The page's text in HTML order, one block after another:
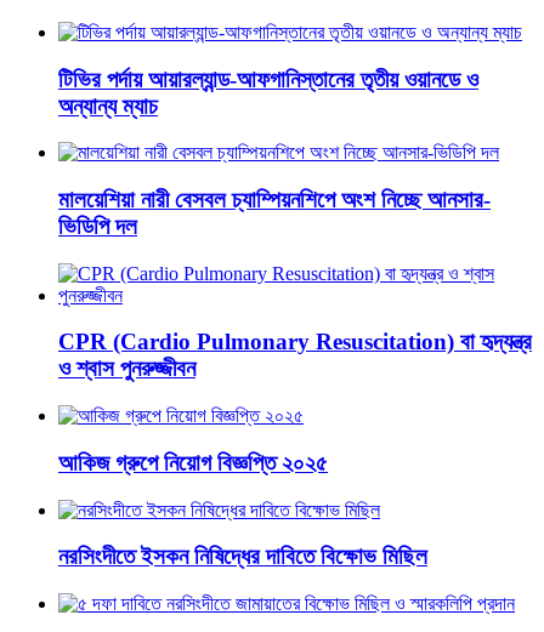
টিভির পর্দায় আয়ারল্যান্ড-আফগানিস্তানের তৃতীয় ওয়ানডে ও
অন্যান্য ম্যাচ
মালয়েশিয়া নারী বেসবল চ্যাম্পিয়নশিপে অংশ নিচ্ছে আনসার-
ভিডিপি দল
CPR (Cardio Pulmonary Resuscitation) বা হৃদ্‌যন্ত্র
ও শ্বাস পুনরুজ্জীবন
আকিজ গ্রুপে নিয়োগ বিজ্ঞপ্তি ২০২৫
নরসিংদীতে ইসকন নিষিদ্ধের দাবিতে বিক্ষোভ মিছিল